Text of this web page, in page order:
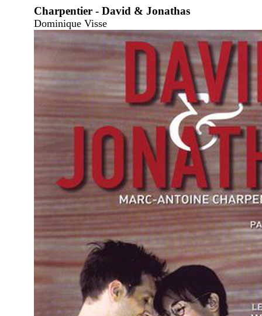
Charpentier - David & Jonathas
Dominique Visse